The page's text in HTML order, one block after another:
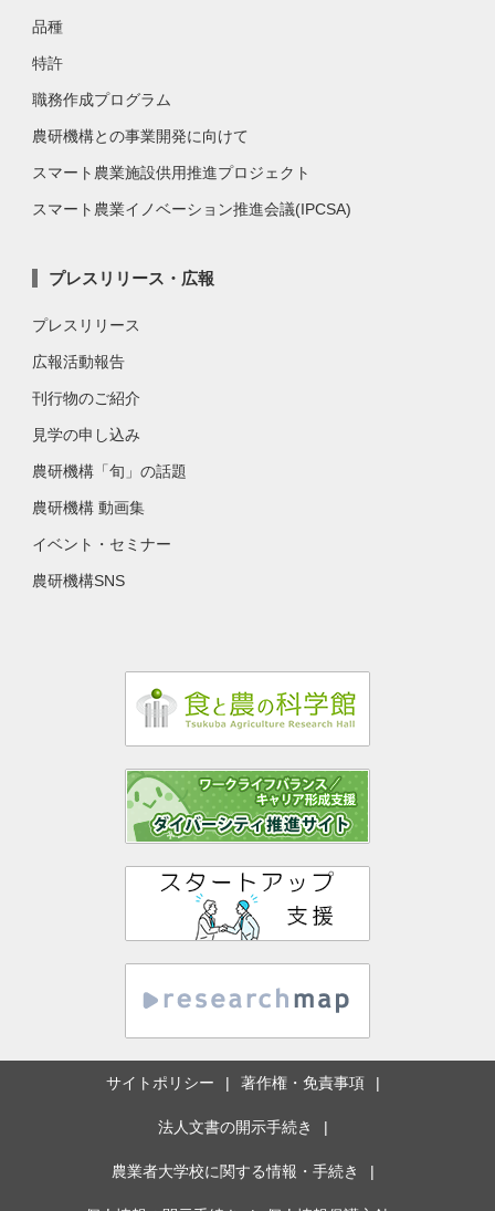
品種
特許
職務作成プログラム
農研機構との事業開発に向けて
スマート農業施設供用推進プロジェクト
スマート農業イノベーション推進会議(IPCSA)
プレスリリース・広報
プレスリリース
広報活動報告
刊行物のご紹介
見学の申し込み
農研機構「旬」の話題
農研機構 動画集
イベント・セミナー
農研機構SNS
サイトポリシー 著作権・免責事項
法人文書の開示手続き
農業者大学校に関する情報・手続き